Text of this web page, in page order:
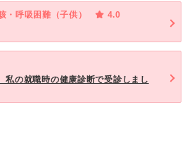
・呼吸困難（子供）
4.0
私の就職時の健康診断で受診しまし